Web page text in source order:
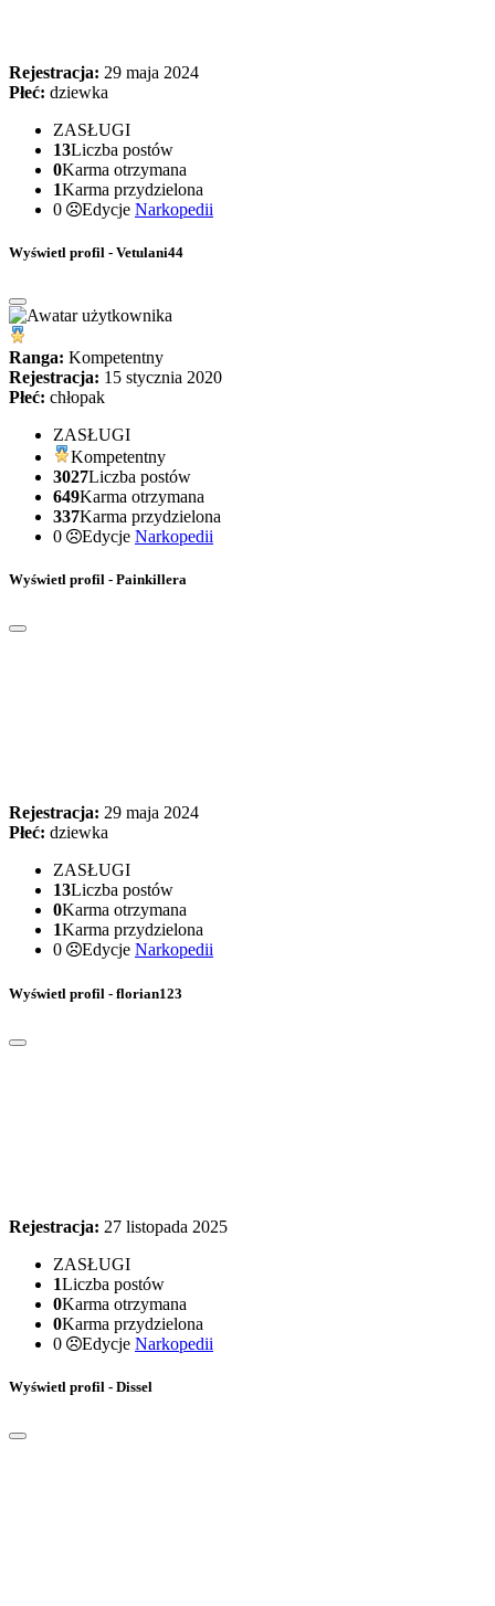
Rejestracja: 29 maja 2024
Płeć: dziewka
ZASŁUGI
13Liczba postów
0Karma otrzymana
1Karma przydzielona
0
Edycje Narkopedii
Wyświetl profil - Vetulani44
Ranga: Kompetentny
Rejestracja: 15 stycznia 2020
Płeć: chłopak
ZASŁUGI
Kompetentny
3027Liczba postów
649Karma otrzymana
337Karma przydzielona
0
Edycje Narkopedii
Wyświetl profil - Painkillera
Rejestracja: 29 maja 2024
Płeć: dziewka
ZASŁUGI
13Liczba postów
0Karma otrzymana
1Karma przydzielona
0
Edycje Narkopedii
Wyświetl profil - florian123
Rejestracja: 27 listopada 2025
ZASŁUGI
1Liczba postów
0Karma otrzymana
0Karma przydzielona
0
Edycje Narkopedii
Wyświetl profil - Dissel